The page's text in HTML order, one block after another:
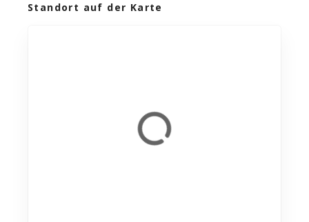
Standort auf der Karte